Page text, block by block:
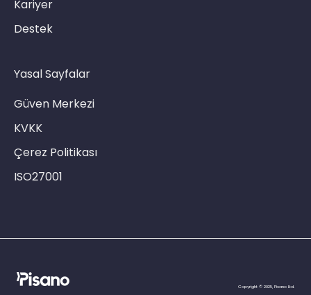
Kariyer
Destek
Yasal Sayfalar
Güven Merkezi
KVKK
Çerez Politikası
ISO27001
Copyright © 2025, Pisano Ltd.